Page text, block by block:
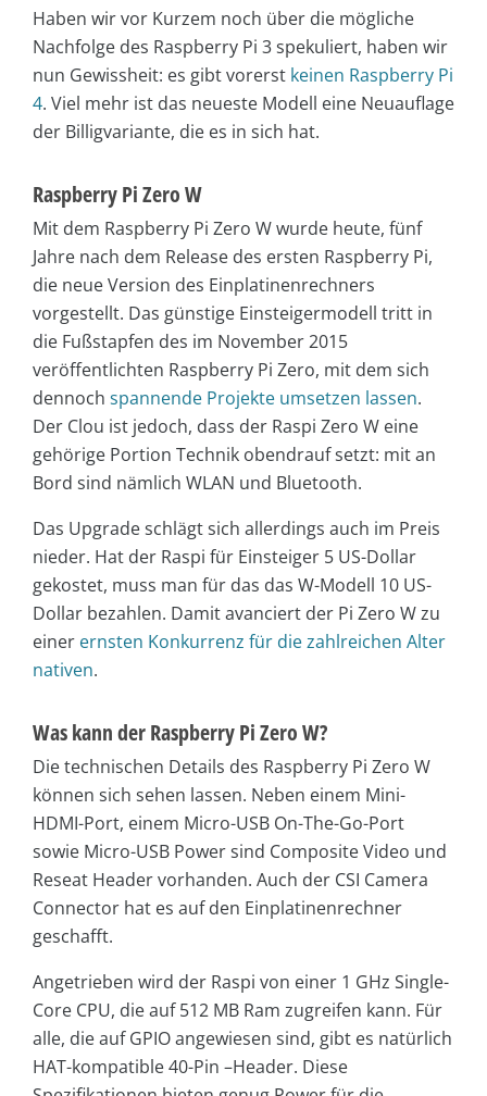
Haben wir vor Kurzem noch über die mögliche
Nachfolge des Raspberry Pi 3 spekuliert, haben wir
nun Gewissheit: es gibt vorerst keinen Raspberry Pi
4. Viel mehr ist das neueste Modell eine Neuauflage
der Billigvariante, die es in sich hat.
Raspberry Pi Zero W
Mit dem Raspberry Pi Zero W wurde heute, fünf
Jahre nach dem Release des ersten Raspberry Pi,
die neue Version des Einplatinenrechners
vorgestellt. Das günstige Einsteigermodell tritt in
die Fußstapfen des im November 2015
veröffentlichten Raspberry Pi Zero, mit dem sich
dennoch spannende Projekte umsetzen lassen.
Der Clou ist jedoch, dass der Raspi Zero W eine
gehörige Portion Technik obendrauf setzt: mit an
Bord sind nämlich WLAN und Bluetooth.
Das Upgrade schlägt sich allerdings auch im Preis
nieder. Hat der Raspi für Einsteiger 5 US-Dollar
gekostet, muss man für das das W-Modell 10 US-
Dollar bezahlen. Damit avanciert der Pi Zero W zu
einer ernsten Konkurrenz für die zahlreichen Alter
nativen.
Was kann der Raspberry Pi Zero W?
Die technischen Details des Raspberry Pi Zero W
können sich sehen lassen. Neben einem Mini-
HDMI-Port, einem Micro-USB On-The-Go-Port
sowie Micro-USB Power sind Composite Video und
Reseat Header vorhanden. Auch der CSI Camera
Connector hat es auf den Einplatinenrechner
geschafft.
Angetrieben wird der Raspi von einer 1 GHz Single-
Core CPU, die auf 512 MB Ram zugreifen kann. Für
alle, die auf GPIO angewiesen sind, gibt es natürlich
HAT-kompatible 40-Pin –Header. Diese